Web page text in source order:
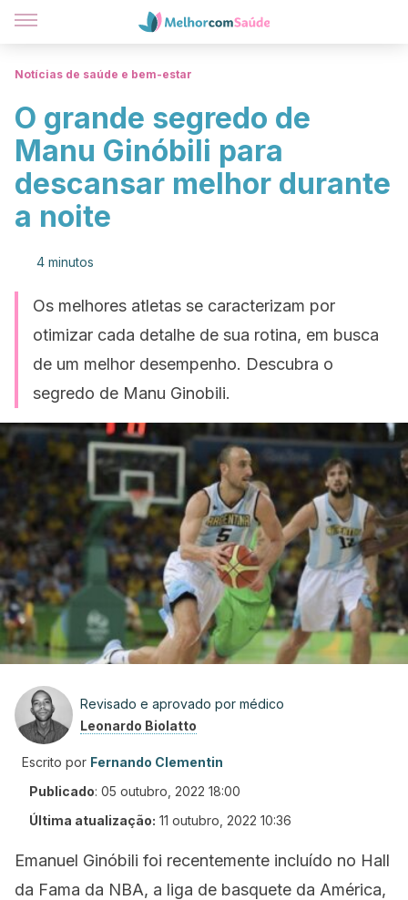
Notícias de saúde e bem-estar
O grande segredo de
Manu Ginóbili para
descansar melhor durante
a noite
4 minutos
Os melhores atletas se caracterizam por
otimizar cada detalhe de sua rotina, em busca
de um melhor desempenho. Descubra o
segredo de Manu Ginobili.
Revisado e aprovado por médico
Leonardo Biolatto
Escrito por Fernando Clementin
Publicado: 05 outubro, 2022 18:00
Última atualização: 11 outubro, 2022 10:36
Emanuel Ginóbili foi recentemente incluído no Hall
da Fama da NBA, a liga de basquete da América,